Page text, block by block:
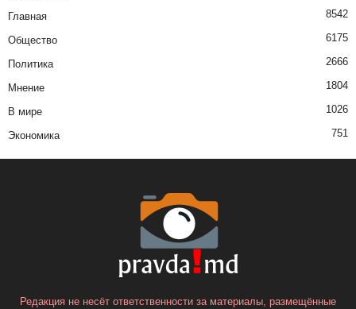
Главная 8542
Общество 6175
Политика 2666
Мнение 1804
В мире 1026
Экономика 751
Редакция не несёт ответственности за материалы, размещённые